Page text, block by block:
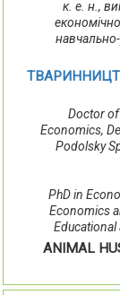
к. е. н.,
Doctor
Economics,
Podolsky
PhD in
Economics
Educational
ANIMAL